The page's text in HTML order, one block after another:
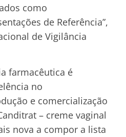
como
de Referência”,
de Vigilância
farmacêutica é
no
e comercialização
– creme vaginal
nova a compor a lista